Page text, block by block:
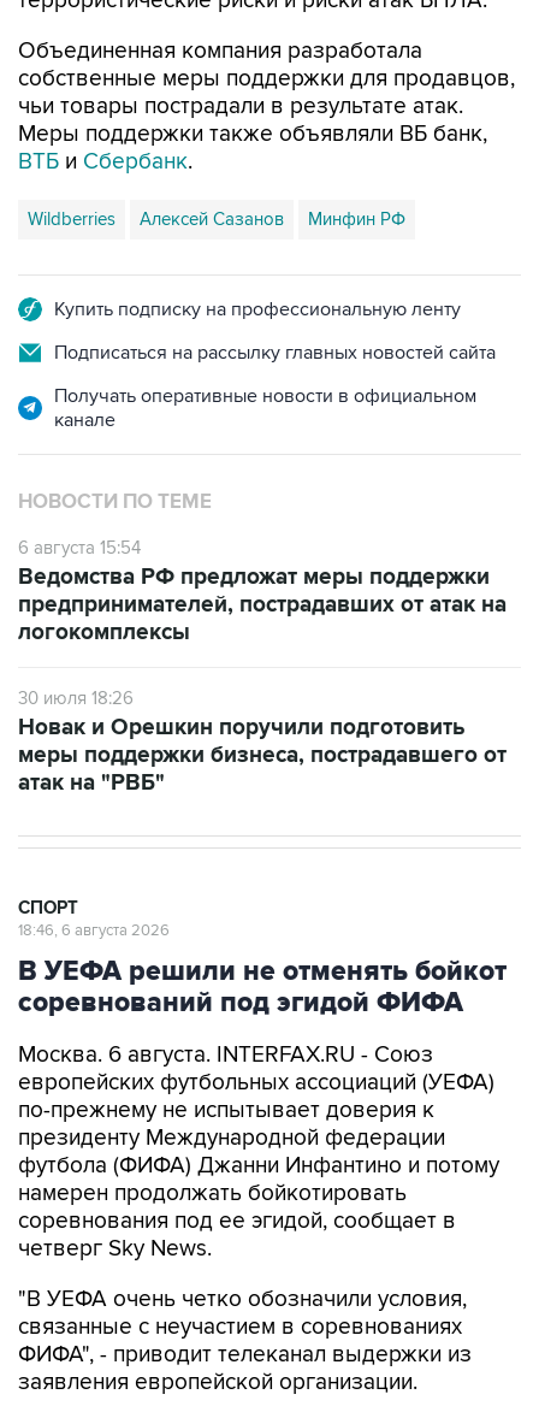
Объединенная компания разработала
собственные меры поддержки для продавцов,
чьи товары пострадали в результате атак.
Меры поддержки также объявляли ВБ банк,
ВТБ и Сбербанк.
Wildberries Алексей Сазанов Минфин РФ
Купить подписку на профессиональную ленту
Подписаться на рассылку главных новостей сайта
Получать оперативные новости в официальном
канале
НОВОСТИ ПО ТЕМЕ
6 августа 15:54
Ведомства РФ предложат меры поддержки
предпринимателей, пострадавших от атак на
логокомплексы
30 июля 18:26
Новак и Орешкин поручили подготовить
меры поддержки бизнеса, пострадавшего от
атак на "РВБ"
СПОРТ
18:46, 6 августа 2026
В УЕФА решили не отменять бойкот
соревнований под эгидой ФИФА
Москва. 6 августа. INTERFAX.RU - Союз
европейских футбольных ассоциаций (УЕФА)
по-прежнему не испытывает доверия к
президенту Международной федерации
футбола (ФИФА) Джанни Инфантино и потому
намерен продолжать бойкотировать
соревнования под ее эгидой, сообщает в
четверг Sky News.
"В УЕФА очень четко обозначили условия,
связанные с неучастием в соревнованиях
ФИФА", - приводит телеканал выдержки из
заявления европейской организации.